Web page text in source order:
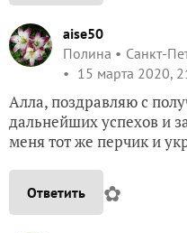
aise50
Полина
Санкт-
15 марта 2020,
Алла, поздравляю с
дальнейших успехов и
меня тот же перчик и
Ответить ✿